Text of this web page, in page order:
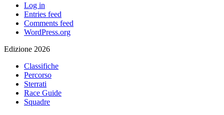
Log in
Entries feed
Comments feed
WordPress.org
Edizione 2026
Classifiche
Percorso
Sterrati
Race Guide
Squadre